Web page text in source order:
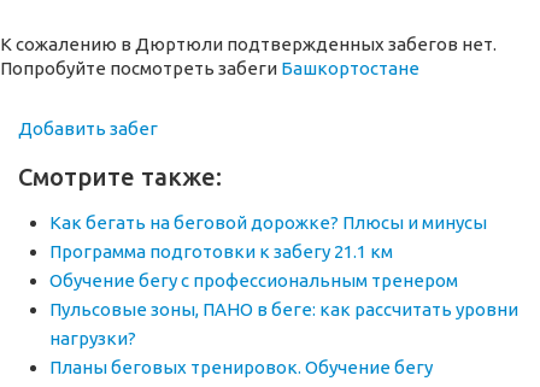
К сожалению в Дюртюли подтвержденных забегов нет.
Попробуйте посмотреть забеги Башкортостане
Добавить забег
Смотрите также:
Как бегать на беговой дорожке? Плюсы и минусы
Программа подготовки к забегу 21.1 км
Обучение бегу с профессиональным тренером
Пульсовые зоны, ПАНО в беге: как рассчитать уровни
нагрузки?
Планы беговых тренировок. Обучение бегу